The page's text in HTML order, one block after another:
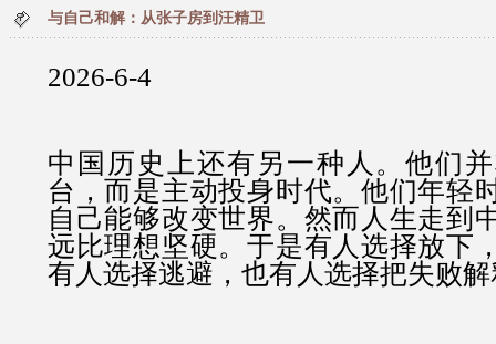
与自己和解：从张子房到汪精卫
2026-6-4
中国历史上还有另一种人。他们
台，而是主动投身时代。他们年轻
自己能够改变世界。然而人生走到
远比理想坚硬。于是有人选择放下
有人选择逃避，也有人选择把失败